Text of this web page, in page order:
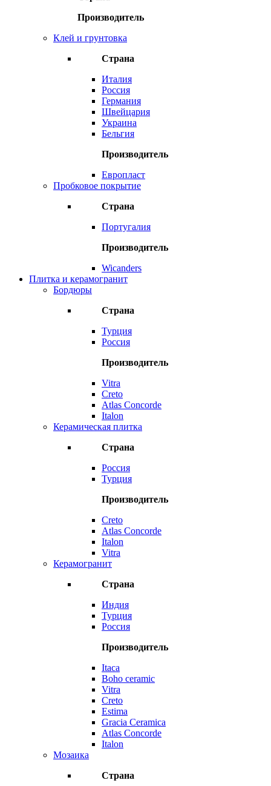
Производитель
Клей и грунтовка
Страна
Италия
Россия
Германия
Швейцария
Украина
Бельгия
Производитель
Европласт
Пробковое покрытие
Страна
Португалия
Производитель
Wicanders
Плитка и керамогранит
Бордюры
Страна
Турция
Россия
Производитель
Vitra
Creto
Atlas Concorde
Italon
Керамическая плитка
Страна
Россия
Турция
Производитель
Creto
Atlas Concorde
Italon
Vitra
Керамогранит
Страна
Индия
Турция
Россия
Производитель
Itaca
Boho ceramic
Vitra
Creto
Estima
Gracia Ceramica
Atlas Concorde
Italon
Мозаика
Страна